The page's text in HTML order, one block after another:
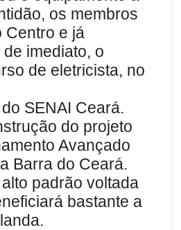
os membros
Centro e já
imediato, o
de eletricista, no
SENAI Ceará.
do projeto
Avançado
Barra do Ceará.
padrão voltada
bastante a